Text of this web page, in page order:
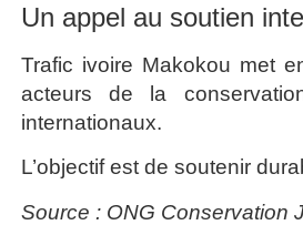
Un appel au soutien
Trafic ivoire Makokou met
acteurs de la
internationaux.
L’objectif est de soutenir
Source : ONG Conservation